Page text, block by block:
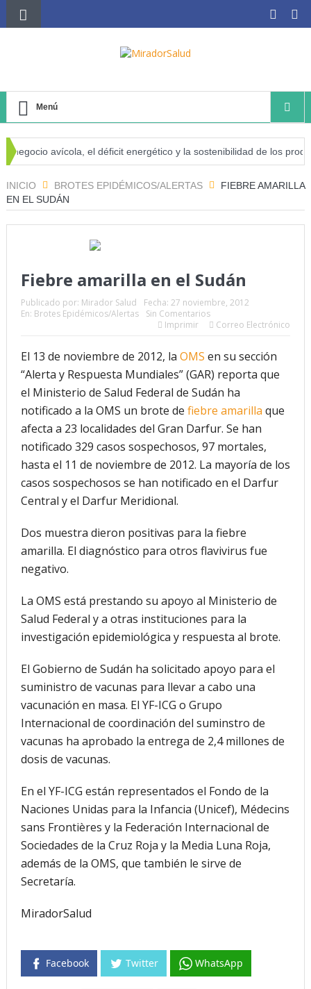
Menú
avícola, el déficit energético y la sostenibilidad de los
INICIO BROTES EPIDÉMICOS/ALERTAS
FIEBRE AMARILLA
EN EL SUDÁN
Fiebre amarilla en el Sudán
Publicado por: Mirador Salud Fecha: 27 noviembre, 2012
En: Brotes Epidémicos/Alertas
Sin Comentarios
Imprimir
Correo Electrónico
El 13 de noviembre de 2012, la OMS en su sección
“Alerta y Respuesta Mundiales” (GAR) reporta que
el Ministerio de Salud Federal de Sudán ha
notificado a la OMS un brote de fiebre amarilla que
afecta a 23 localidades del Gran Darfur. Se han
notificado 329 casos sospechosos, 97 mortales,
hasta el 11 de noviembre de 2012. La mayoría de los
casos sospechosos se han notificado en el Darfur
Central y el Darfur Meridional.
Dos muestra dieron positivas para la fiebre
amarilla. El diagnóstico para otros flavivirus fue
negativo.
La OMS está prestando su apoyo al Ministerio de
Salud Federal y a otras instituciones para la
investigación epidemiológica y respuesta al brote.
El Gobierno de Sudán ha solicitado apoyo para el
suministro de vacunas para llevar a cabo una
vacunación en masa. El YF-ICG o Grupo
Internacional de coordinación del suminstro de
vacunas ha aprobado la entrega de 2,4 millones de
dosis de vacunas.
En el YF-ICG están representados el Fondo de la
Naciones Unidas para la Infancia (Unicef), Médecins
sans Frontières y la Federación Internacional de
Sociedades de la Cruz Roja y la Media Luna Roja,
además de la OMS, que también le sirve de
Secretaría.
MiradorSalud
Facebook Twitter WhatsApp